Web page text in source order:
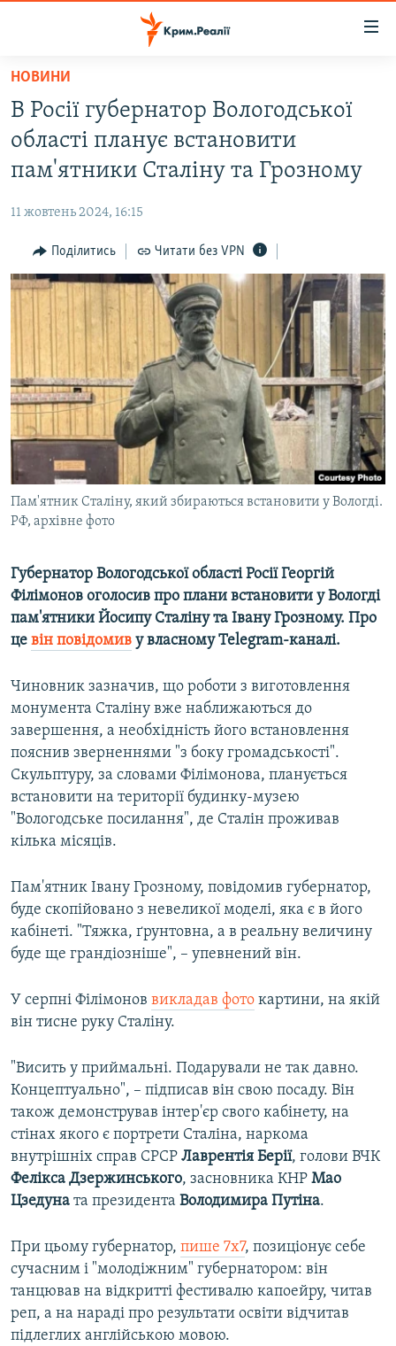
Перейти
основного
матеріалу
Перейти
до
основної
Перейти
до
пошуку
ВОДА.КРИМ
ВІДЕО ТА ФОТО
БЛОГИ
ПОГЛЯД
ІНТЕРВ'Ю
ВСЕ ЗА ДЕНЬ
СПЕЦПРОЕКТИ
ДЕПОРТАЦІЯ
ВІДЕОУРОКИ «ELIFBE»
СВІДЧЕННЯ ОКУПАЦІЇ
УКРАЇНСЬКА ПРОБЛЕМА КРИМУ
ІНФОГРАФІКА
ЯК ОБІЙТИ БЛОКУВАННЯ
Русский
Qırımtatar
ДОЛУЧАЙСЯ!
Усі сайти RFE/RL
НОВИНИ
В Росії губернатор Вологодської
області планує встановити
пам'ятники Сталіну та Грозному
11 жовтень 2024, 16:15
Поділитись Читати без VPN
Пам'ятник Сталіну, який збираються встановити у Вологді.
РФ, архівне фото
Губернатор Вологодської області Росії Георгій
Філімонов оголосив про плани встановити у Вологді
пам'ятники Йосипу Сталіну та Івану Грозному. Про
це він повідомив у власному Telegram-каналі.
Чиновник зазначив, що роботи з виготовлення
монумента Сталіну вже наближаються до
завершення, а необхідність його встановлення
пояснив зверненнями "з боку громадськості".
Скульптуру, за словами Філімонова, планується
встановити на території будинку-музею
"Вологодське посилання", де Сталін проживав
кілька місяців.
Пам'ятник Івану Грозному, повідомив губернатор,
буде скопійовано з невеликої моделі, яка є в його
кабінеті. "Тяжка, ґрунтовна, а в реальну величину
буде ще грандіозніше", – упевнений він.
У серпні Філімонов викладав фото картини, на якій
він тисне руку Сталіну.
"Висить у приймальні. Подарували не так давно.
Концептуально", – підписав він свою посаду. Він
також демонстрував інтер'єр свого кабінету, на
стінах якого є портрети Сталіна, наркома
внутрішніх справ СРСР Лаврентія Берії, голови ВЧК
Фелікса Дзержинського, засновника КНР Мао
Цзедуна та президента Володимира Путіна.
При цьому губернатор, пише 7х7, позиціонує себе
сучасним і "молодіжним" губернатором: він
танцював на відкритті фестивалю капоейру, читав
реп, а на нараді про результати освіти відчитав
підлеглих англійською мовою.